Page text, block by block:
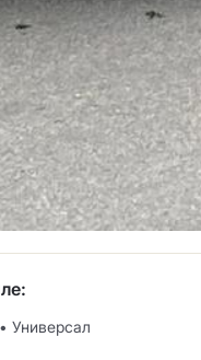
• Универсал